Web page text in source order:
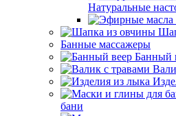
Натуральные
Банные массажеры
Банный
бани